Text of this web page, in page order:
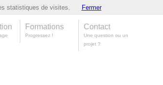
Formations
Progressez !
Contact
Une question ou un
projet ?
statistiques de visites. Fermer